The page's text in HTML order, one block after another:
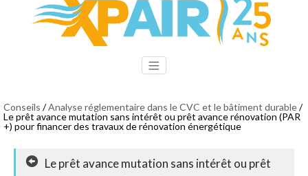
Conseils /Analyse réglementaire dans le CVC et le bâtiment durable/
Le prêt avance mutation sans intérêt ou prêt avance rénovation (PAR
+) pour financer des travaux de rénovation énergétique
Le prêt avance mutation sans intérêt ou prêt